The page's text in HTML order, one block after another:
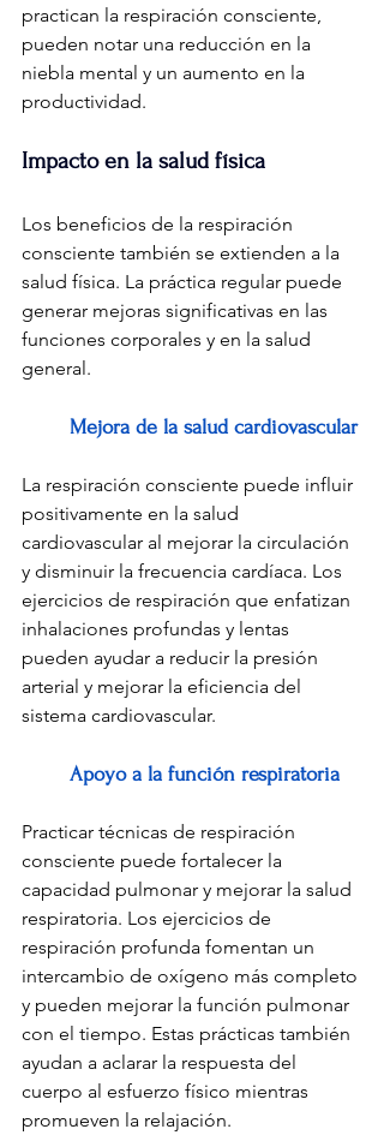
practican la respiración consciente,
pueden notar una reducción en la
niebla mental y un aumento en la
productividad.
Impacto en la salud física
Los beneficios de la respiración
consciente también se extienden a la
salud física. La práctica regular puede
generar mejoras significativas en las
funciones corporales y en la salud
general.
Mejora de la salud cardiovascular
La respiración consciente puede influir
positivamente en la salud
cardiovascular al mejorar la circulación
y disminuir la frecuencia cardíaca. Los
ejercicios de respiración que enfatizan
inhalaciones profundas y lentas
pueden ayudar a reducir la presión
arterial y mejorar la eficiencia del
sistema cardiovascular.
Apoyo a la función respiratoria
Practicar técnicas de respiración
consciente puede fortalecer la
capacidad pulmonar y mejorar la salud
respiratoria. Los ejercicios de
respiración profunda fomentan un
intercambio de oxígeno más completo
y pueden mejorar la función pulmonar
con el tiempo. Estas prácticas también
ayudan a aclarar la respuesta del
cuerpo al esfuerzo físico mientras
promueven la relajación.